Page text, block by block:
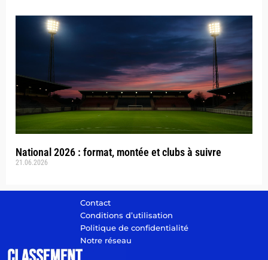
National 2026 : format, montée et clubs à suivre
21.06.2026
Contact
Conditions d’utilisation
Politique de confidentialité
Notre réseau